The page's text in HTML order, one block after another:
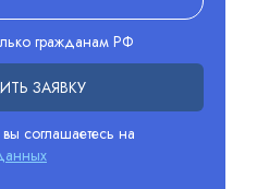
гражданам РФ
ЗАЯВКУ
соглашаетесь на